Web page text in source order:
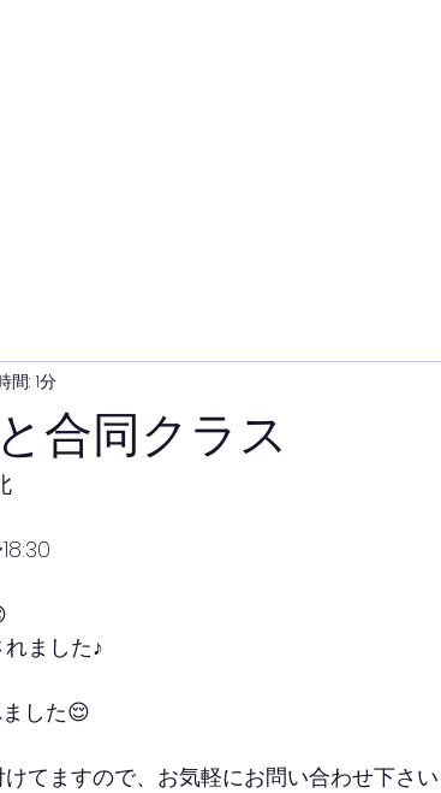
合同クラス
間: 1分
ました♪
した😌
てますので、お気軽にお問い合わせ下さ